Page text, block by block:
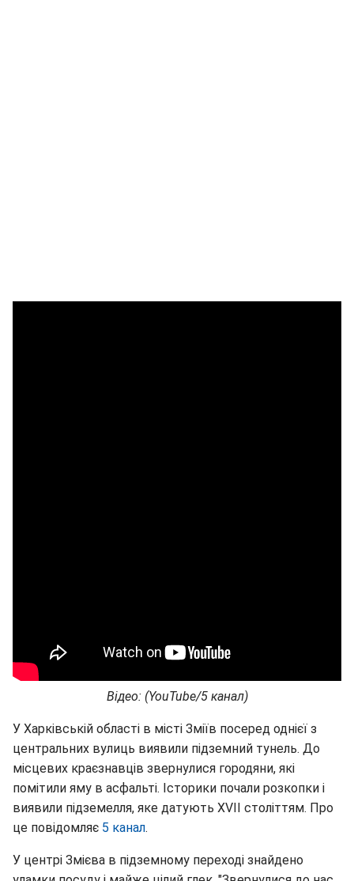
Відео: (YouTube/5 канал)
У Харківській області в місті Зміїв посеред однієї з
центральних вулиць виявили підземний тунель. До
місцевих краєзнавців звернулися городяни, які
помітили яму в асфальті. Історики почали розкопки і
виявили підземелля, яке датують XVII століттям. Про
це повідомляє 5 канал.
У центрі Змієва в підземному переході знайдено